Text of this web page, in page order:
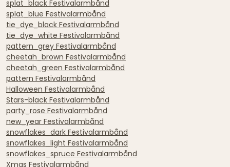
splat_black Festivalarmbånd
splat_blue Festivalarmbånd
tie_dye_black Festivalarmbånd
tie_dye_white Festivalarmbånd
pattern_grey Festivalarmbånd
cheetah_brown Festivalarmbånd
cheetah_green Festivalarmbånd
pattern Festivalarmbånd
Halloween Festivalarmbånd
Stars-black Festivalarmbånd
party_rose Festivalarmbånd
new_year Festivalarmbånd
snowflakes_dark Festivalarmbånd
snowflakes_light Festivalarmbånd
snowflakes_spruce Festivalarmbånd
Xmas Festivalarmbånd